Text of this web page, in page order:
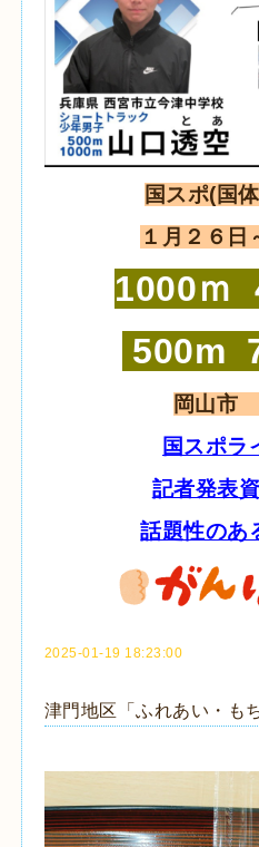
国スポ(国
１月２６日
1000ｍ
500m
岡山市
国スポラ
記者発表
話題性のあ
2025-01-19 18:23:00
津門地区「ふれあい・も